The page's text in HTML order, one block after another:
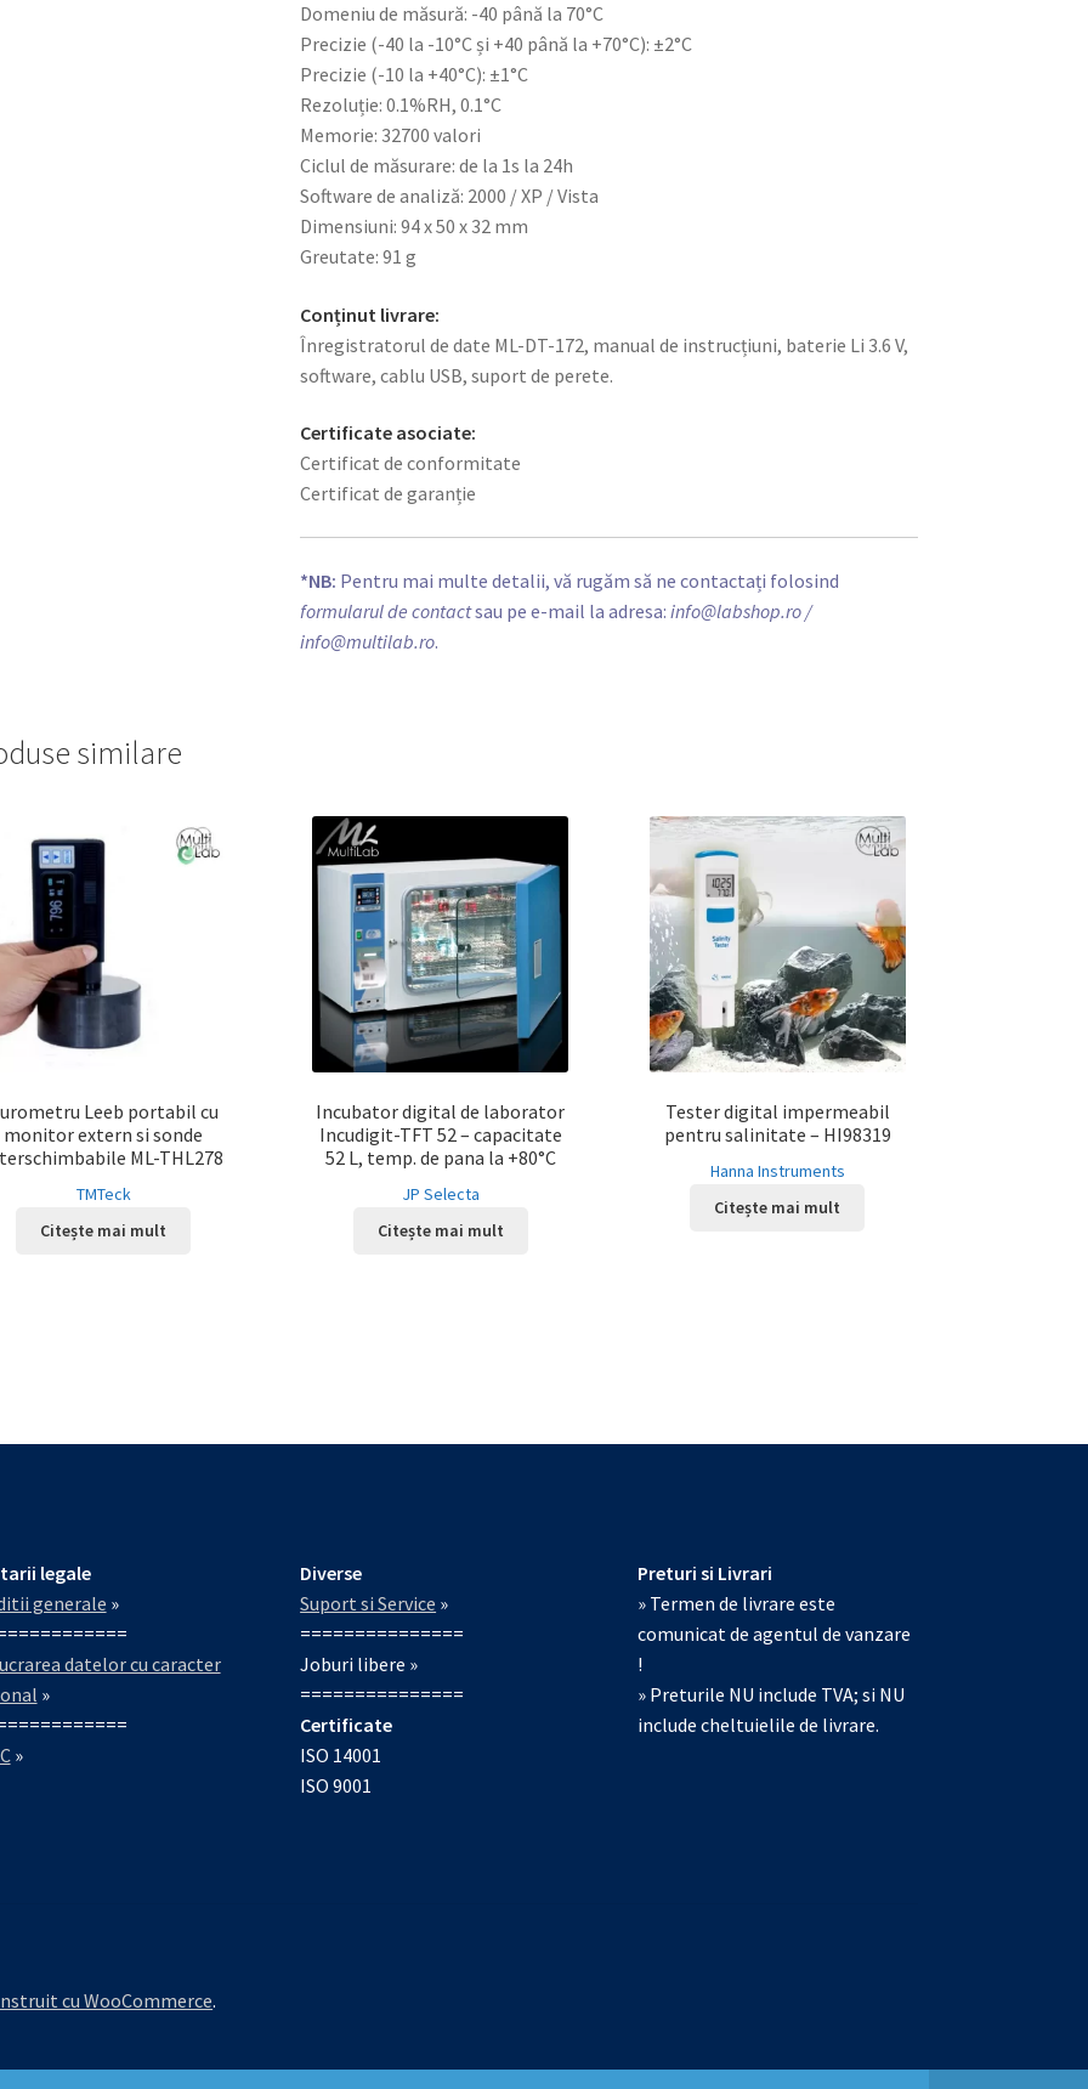
Domeniu de măsură: -40 până la 70°C
Precizie (-40 la -10°C și +40 până la +70°C): ±2°C
Precizie (-10 la +40°C): ±1°C
Rezoluție: 0.1%RH, 0.1°C
Memorie: 32700 valori
Ciclul de măsurare: de la 1s la 24h
Software de analiză: 2000 / XP / Vista
Dimensiuni: 94 x 50 x 32 mm
Greutate: 91 g
Conținut livrare:
Înregistratorul de date ML-DT-172, manual de instrucțiuni, baterie Li 3.6 V,
software, cablu USB, suport de perete.
Certificate asociate:
Certificat de conformitate
Certificat de garanție
*NB: Pentru mai multe detalii, vă rugăm să ne contactați folosind
formularul de contactsau pe e-mail la adresa:info@labshop.ro /
info@multilab.ro.
similare
Leeb portabil cu
monitor extern si sonde
ML-THL278
TMTeck
Citește mai mult
Incubator digital de laborator
Incudigit-TFT 52 – capacitate
52 L, temp. de pana la +80°C
JP Selecta
Citește mai mult
Tester digital impermeabil
pentru salinitate – HI98319
Hanna Instruments
Citește mai mult
legale
generale »
datelor cu caracter
»
»
Diverse
Suport si Service »
===============
Joburi libere »
===============
Certificate
ISO 14001
ISO 9001
Preturi si Livrari
» Termen de livrare este
comunicat de agentul de vanzare
!
» Preturile NU include TVA; si NU
include cheltuielile de livrare.
cu WooCommerce.